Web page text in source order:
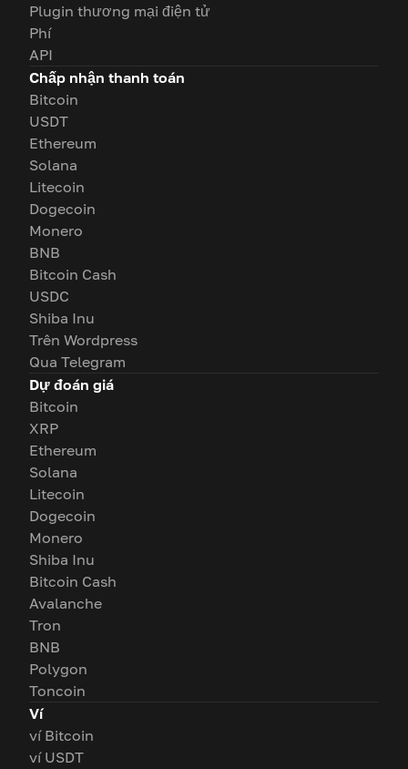
Plugin thương mại điện tử
Phí
API
Chấp nhận thanh toán
Bitcoin
USDT
Ethereum
Solana
Litecoin
Dogecoin
Monero
BNB
Bitcoin Cash
USDC
Shiba Inu
Trên Wordpress
Qua Telegram
Dự đoán giá
Bitcoin
XRP
Ethereum
Solana
Litecoin
Dogecoin
Monero
Shiba Inu
Bitcoin Cash
Avalanche
Tron
BNB
Polygon
Toncoin
Ví
ví Bitcoin
ví USDT